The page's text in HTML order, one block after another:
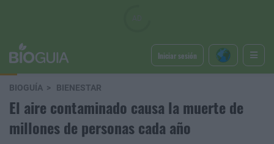
Iniciar sesión
BIOGUÍA BIENESTAR
El aire contaminado causa la muerte de
millones de personas cada año